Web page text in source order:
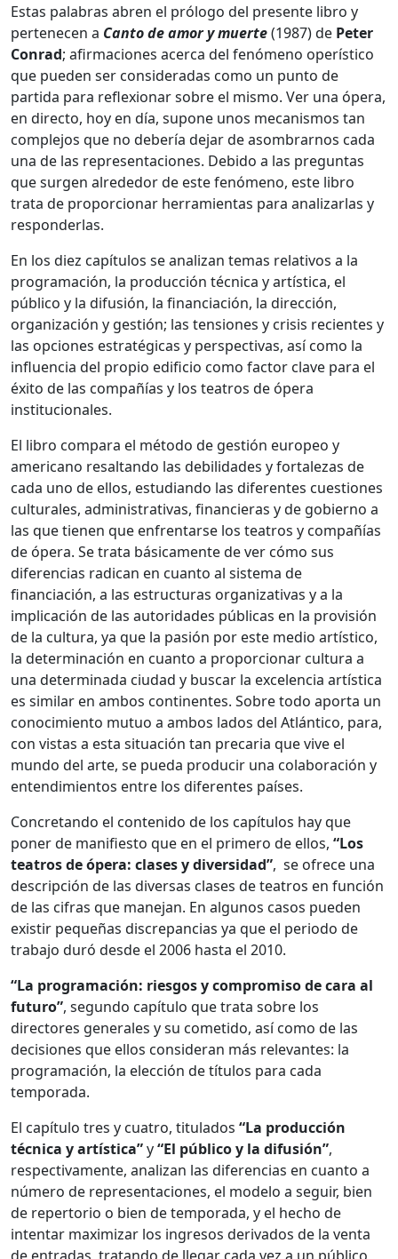
Estas palabras abren el prólogo del presente libro y
pertenecen a Canto de amor y muerte(1987) de Peter
Conrad; afirmaciones acerca del fenómeno operístico
que pueden ser consideradas como un punto de
partida para reflexionar sobre el mismo. Ver una ópera,
en directo, hoy en día, supone unos mecanismos tan
complejos que no debería dejar de asombrarnos cada
una de las representaciones. Debido a las preguntas
que surgen alrededor de este fenómeno, este libro
trata de proporcionar herramientas para analizarlas y
responderlas.
En los diez capítulos se analizan temas relativos a la
programación, la producción técnica y artística, el
público y la difusión, la financiación, la dirección,
organización y gestión; las tensiones y crisis recientes y
las opciones estratégicas y perspectivas, así como la
influencia del propio edificio como factor clave para el
éxito de las compañías y los teatros de ópera
institucionales.
El libro compara el método de gestión europeo y
americano resaltando las debilidades y fortalezas de
cada uno de ellos, estudiando las diferentes cuestiones
culturales, administrativas, financieras y de gobierno a
las que tienen que enfrentarse los teatros y compañías
de ópera. Se trata básicamente de ver cómo sus
diferencias radican en cuanto al sistema de
financiación, a las estructuras organizativas y a la
implicación de las autoridades públicas en la provisión
de la cultura, ya que la pasión por este medio artístico,
la determinación en cuanto a proporcionar cultura a
una determinada ciudad y buscar la excelencia artística
es similar en ambos continentes. Sobre todo aporta un
conocimiento mutuo a ambos lados del Atlántico, para,
con vistas a esta situación tan precaria que vive el
mundo del arte, se pueda producir una colaboración y
entendimientos entre los diferentes países.
Concretando el contenido de los capítulos hay que
poner de manifiesto que en el primero de ellos, “Los
teatros de ópera: clases y diversidad”, se ofrece una
descripción de las diversas clases de teatros en función
de las cifras que manejan. En algunos casos pueden
existir pequeñas discrepancias ya que el periodo de
trabajo duró desde el 2006 hasta el 2010.
“La programación: riesgos y compromiso de cara al
futuro”, segundo capítulo que trata sobre los
directores generales y su cometido, así como de las
decisiones que ellos consideran más relevantes: la
programación, la elección de títulos para cada
temporada.
El capítulo tres y cuatro, titulados “La producción
técnica y artística”y“El público y la difusión”,
respectivamente, analizan las diferencias en cuanto a
número de representaciones, el modelo a seguir, bien
de repertorio o bien de temporada, y el hecho de
intentar maximizar los ingresos derivados de la venta